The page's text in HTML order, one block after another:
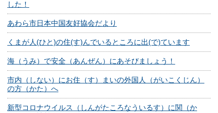
した！
あわら市日本中国友好協会だより
くまが人(ひと)の住(す)んでいるところに出(で)ています
海（うみ）で安全（あんぜん）にあそびましょう！
市内（しない）にお住（す）まいの外国人（がいこくじん）
の方（かた）へ
新型コロナウイルス（しんがたころなういるす）に関（か